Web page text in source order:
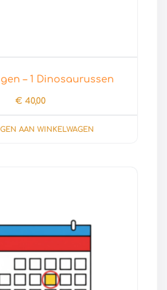
– 1 Dinosaurussen
€ 40,00
AAN WINKELWAGEN